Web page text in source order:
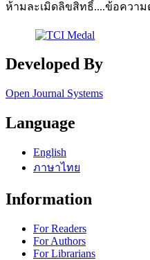
ห้ามละเมิดลิขสิทธิ์....ข้อความ
Developed By
Open Journal Systems
Language
English
ภาษาไทย
Information
For Readers
For Authors
For Librarians